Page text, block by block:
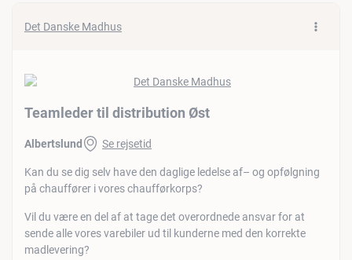
Det Danske Madhus
Teamleder til distribution Øst
Albertslund Se rejsetid
Kan du se dig selv have den daglige ledelse af– og opfølgning
på chauffører i vores chaufførkorps?
Vil du være en del af at tage det overordnede ansvar for at
sende alle vores varebiler ud til kunderne med den korrekte
madlevering?